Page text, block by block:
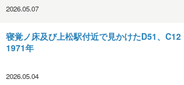
2026.05.07
寝覚ノ床及び上松駅付近で見かけたD51、C12
1971年
2026.05.04